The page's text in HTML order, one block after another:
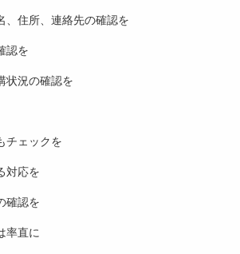
住所、連絡先の確認を
認を
況の確認を
ェックを
応を
認を
直に